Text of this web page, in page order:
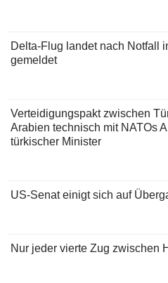
Delta-Flug landet nach Notfall
gemeldet
Verteidigungspakt zwischen
Arabien technisch mit NATOs
türkischer Minister
US-Senat einigt sich auf
Nur jeder vierte Zug zwischen